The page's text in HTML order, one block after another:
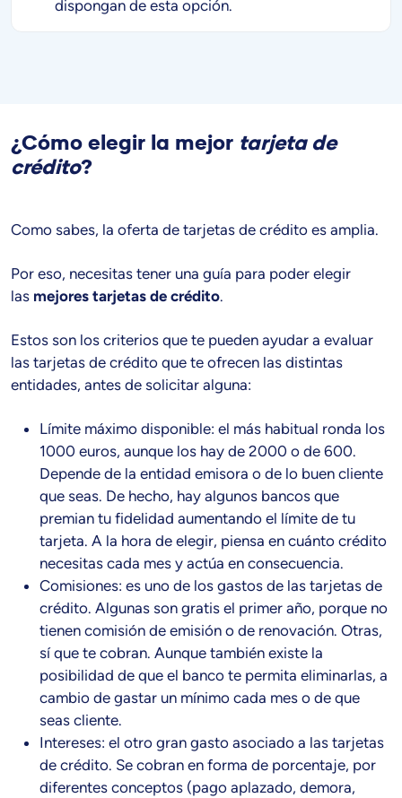
dispongan de esta opción.
¿Cómo elegir la mejor tarjeta de
crédito?
Como sabes, la oferta de tarjetas de crédito es amplia.
Por eso, necesitas tener una guía para poder elegir
las mejores tarjetas de crédito.
Estos son los criterios que te pueden ayudar a evaluar
las tarjetas de crédito que te ofrecen las distintas
entidades, antes de solicitar alguna:
Límite máximo disponible: el más habitual ronda los
1000 euros, aunque los hay de 2000 o de 600.
Depende de la entidad emisora o de lo buen cliente
que seas. De hecho, hay algunos bancos que
premian tu fidelidad aumentando el límite de tu
tarjeta. A la hora de elegir, piensa en cuánto crédito
necesitas cada mes y actúa en consecuencia.
Comisiones: es uno de los gastos de las tarjetas de
crédito. Algunas son gratis el primer año, porque no
tienen comisión de emisión o de renovación. Otras,
sí que te cobran. Aunque también existe la
posibilidad de que el banco te permita eliminarlas, a
cambio de gastar un mínimo cada mes o de que
seas cliente.
Intereses: el otro gran gasto asociado a las tarjetas
de crédito. Se cobran en forma de porcentaje, por
diferentes conceptos (pago aplazado, demora,